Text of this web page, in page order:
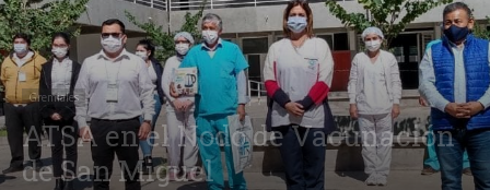
Gremiales
ATSA en el Nodo de Vacunación
de San Miguel